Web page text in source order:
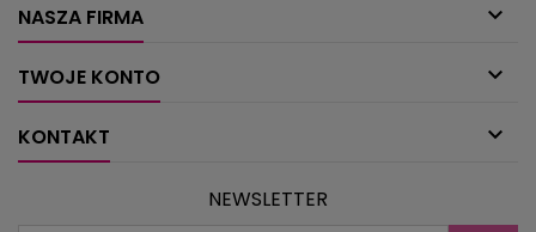
NASZA FIRMA 
TWOJE KONTO 
KONTAKT 
NEWSLETTER